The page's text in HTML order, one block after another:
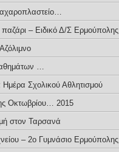
– Ειδικό Δ/Σ Ερμούπολης
…
Σχολικού Αθλητισμού
Οκτωβρίου… 2015
στον Ταρσανά
– 2ο Γυμνάσιο Ερμούπολης